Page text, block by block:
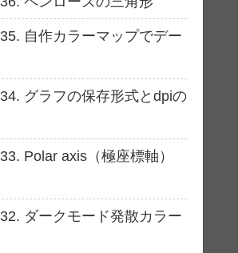
自作カラーマップでデー
グラフの保存形式とdpiの
Polar axis（極座標軸）
ダークモード発散カラー